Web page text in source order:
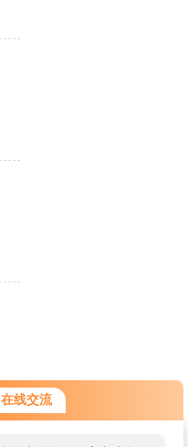
在线交流